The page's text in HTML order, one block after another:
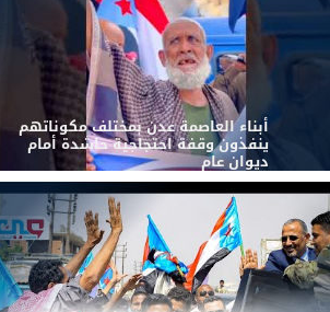
أبناء العاصمة عدن بمختلف مكوناتهم
ينفذون وقفة احتجاجية حاشدة أمام
ديوان عام